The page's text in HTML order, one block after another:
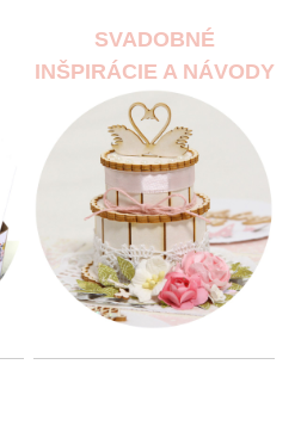
SVADOBNÉ
INŠPIRÁCIE A NÁVODY